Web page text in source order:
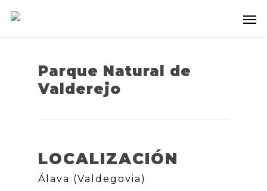
Parque Natural de
Valderejo
LOCALIZACIÓN
Álava (Valdegovia)